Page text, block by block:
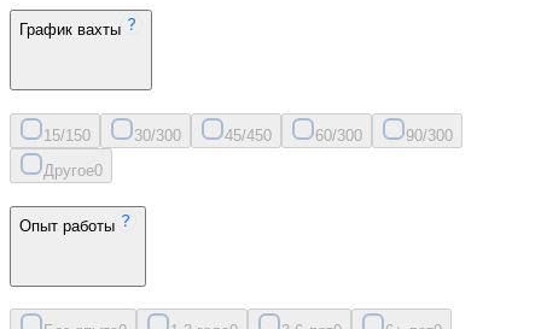
График вахты
15/150 30/300 45/450 60/300 90/300
Другое0
Опыт работы